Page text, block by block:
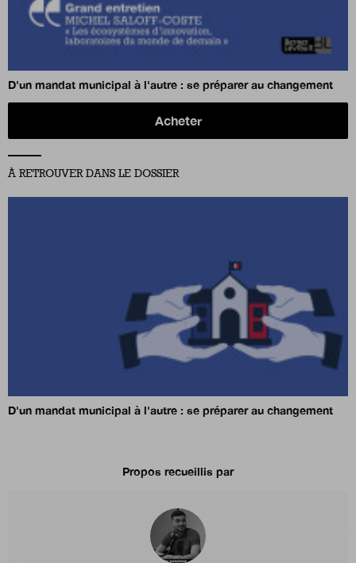
D'un mandat municipal à l'autre : se préparer au changement
Acheter
À RETROUVER DANS LE DOSSIER
D'un mandat municipal à l'autre : se préparer au changement
Propos recueillis par